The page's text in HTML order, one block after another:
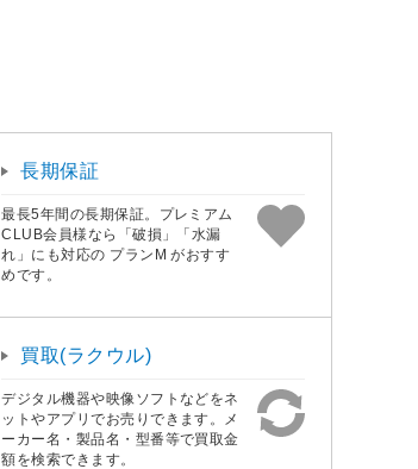
長期保証
最長5年間の長期保証。プレミアム
CLUB会員様なら「破損」「水漏
れ」にも対応の プランM がおすす
めです。
買取(ラクウル)
デジタル機器や映像ソフトなどをネ
ットやアプリでお売りできます。メ
ーカー名・製品名・型番等で買取金
額を検索できます。